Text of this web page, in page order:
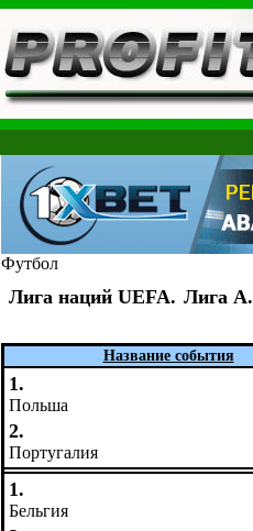
Футбол
Лига наций UEFA. Лига A.
Название события
1.
Польша
2.
Португалия
1.
Бельгия